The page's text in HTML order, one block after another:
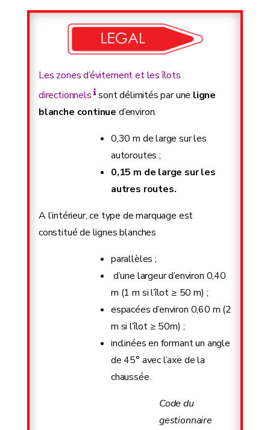
Les zones d’évitement et les îlots
directionnelssont délimités par une ligne
blanche continue d’environ.
0,30 m de large sur les
autoroutes ;
0,15 m de large sur les
autres routes.
A l’intérieur, ce type de marquage est
constitué de lignes blanches
parallèles ;
d’une largeur d’environ 0,40
m (1 m si l’îlot ≥ 50 m) ;
espacées d’environ 0,60 m (2
m si l’îlot ≥ 50m) ;
inclinées en formant un angle
de 45° avec l’axe de la
chaussée.
Code du
gestionnaire